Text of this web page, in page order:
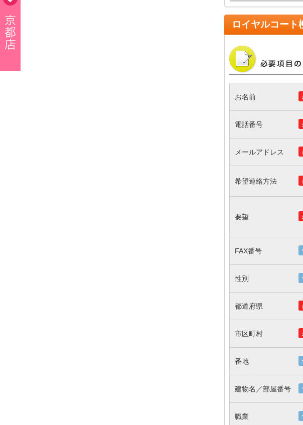
ロイヤルコート
お名前
電話番号
メールアドレス
希望連絡方法
要望
FAX番号
性別
都道府県
市区町村
番地
建物名／部屋番号
職業